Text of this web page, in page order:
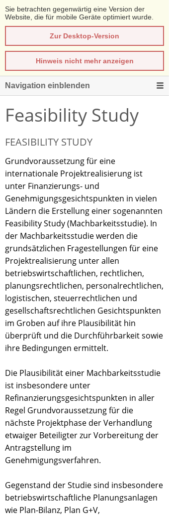
Sie betrachten gegenwärtig eine Version der
Website, die für mobile Geräte optimiert wurde.
Zur Desktop-Version
Hinweis nicht mehr anzeigen
Navigation einblenden
Feasibility Study
FEASIBILITY STUDY
Grundvoraussetzung für eine
internationale Projektrealisierung ist
unter Finanzierungs- und
Genehmigungsgesichtspunkten in vielen
Ländern die Erstellung einer sogenannten
Feasibility Study (Machbarkeitsstudie). In
der Machbarkeitsstudie werden die
grundsätzlichen Fragestellungen für eine
Projektrealisierung unter allen
betriebswirtschaftlichen, rechtlichen,
planungsrechtlichen, personalrechtlichen,
logistischen, steuerrechtlichen und
gesellschaftsrechtlichen Gesichtspunkten
im Groben auf ihre Plausibilität hin
überprüft und die Durchführbarkeit sowie
ihre Bedingungen ermittelt.
Die Plausibilität einer Machbarkeitsstudie
ist insbesondere unter
Refinanzierungsgesichtspunkten in aller
Regel Grundvoraussetzung für die
nächste Projektphase der Verhandlung
etwaiger Beteiligter zur Vorbereitung der
Antragstellung im
Genehmigungsverfahren.
Gegenstand der Studie sind insbesondere
betriebswirtschaftliche Planungsanlagen
wie Plan-Bilanz, Plan G+V,